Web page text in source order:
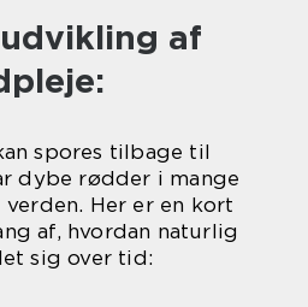
af
spores tilbage til
dybe rødder i mange
Her er en kort
af, hvordan naturlig
sig over tid: